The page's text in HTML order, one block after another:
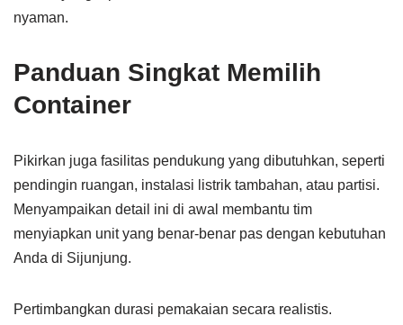
nyaman.
Panduan Singkat Memilih
Container
Pikirkan juga fasilitas pendukung yang dibutuhkan, seperti
pendingin ruangan, instalasi listrik tambahan, atau partisi.
Menyampaikan detail ini di awal membantu tim
menyiapkan unit yang benar-benar pas dengan kebutuhan
Anda di Sijunjung.
Pertimbangkan durasi pemakaian secara realistis.